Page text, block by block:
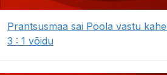
Prantsusmaa sai Poola vastu
3 : 1 võidu